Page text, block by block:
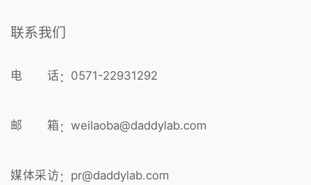
联系我们
电 话 ： 0571-22931292
邮 箱 ： weilaoba@daddylab.com
媒体采访 ： pr@daddylab.com